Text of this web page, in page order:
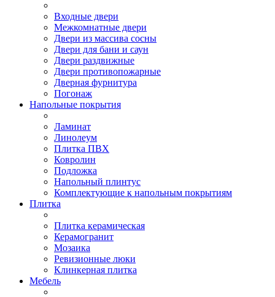
Входные двери
Межкомнатные двери
Двери из массива сосны
Двери для бани и саун
Двери раздвижные
Двери противопожарные
Дверная фурнитура
Погонаж
Напольные покрытия
Ламинат
Линолеум
Плитка ПВХ
Ковролин
Подложка
Напольный плинтус
Комплектующие к напольным покрытиям
Плитка
Плитка керамическая
Керамогранит
Мозаика
Ревизионные люки
Клинкерная плитка
Мебель